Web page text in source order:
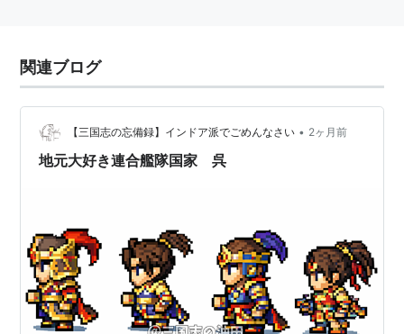
関連ブログ
【三国志の忘備録】インドア派でごめんなさい • 2ヶ月前
地元大好き連合艦隊国家 呉